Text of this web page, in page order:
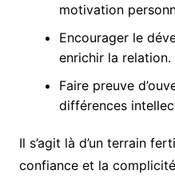
motivation
Encourager le
enrichir la relation.
Faire preuve
différences
Il s’agit là d’un terrain
confiance et la